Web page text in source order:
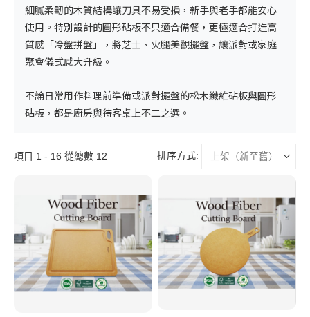
細膩柔韌的木質結構讓刀具不易受損，新手與老手都能安心
使用。特別設計的圓形砧板不只適合備餐，更極適合打造高
質感「冷盤拼盤」，將芝士、火腿美觀擺盤，讓派對或家庭
聚會儀式感大升級。
不論日常用作料理前準備或派對擺盤的松木纖維砧板與圓形
砧板 ，都是廚房與待客桌上不二之選。
項目 1 - 16 從總數 12 排序方式: